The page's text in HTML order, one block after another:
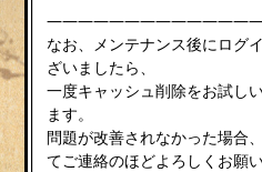
なお、メンテナンス後にログ
ざいましたら、
一度キャッシュ削除をお試し
ます。
問題が改善されなかった場合
てご連絡のほどよろしくお願